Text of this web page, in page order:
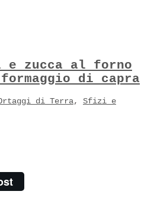
zucca al forno
di capra
di Terra, Sfizi e